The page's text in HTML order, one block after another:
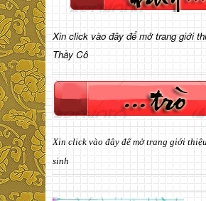
Xin click vào đây để mở trang giới
Thầy Cô
Xin click vào đây để mở trang giới
sinh